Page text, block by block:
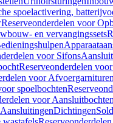
spoelactivering,
Reserveonderdelen voor
en vervangingssets
voor Sifons
Reserveonderdelen
voor
spoelbochten
voor Aansluitbochten
AansluitingenDichtingen